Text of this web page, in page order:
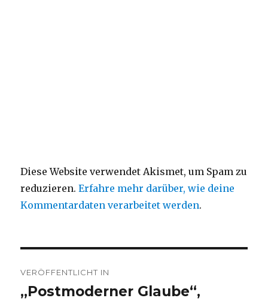
Diese Website verwendet Akismet, um Spam zu
reduzieren.Erfahre mehr darüber, wie deine
Kommentardaten verarbeitet werden.
VERÖFFENTLICHT IN
„Postmoderner Glaube“,